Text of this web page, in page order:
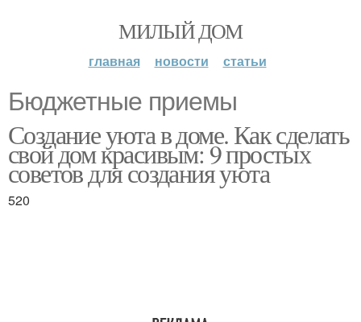
МИЛЫЙ ДОМ
главная новости статьи
Бюджетные приемы
Создание уюта в доме. Как сделать
свой дом красивым: 9 простых
советов для создания уюта
520